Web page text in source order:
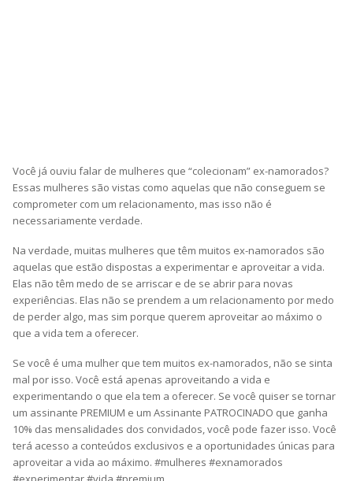
Você já ouviu falar de mulheres que “colecionam” ex-namorados?
Essas mulheres são vistas como aquelas que não conseguem se
comprometer com um relacionamento, mas isso não é
necessariamente verdade.
Na verdade, muitas mulheres que têm muitos ex-namorados são
aquelas que estão dispostas a experimentar e aproveitar a vida.
Elas não têm medo de se arriscar e de se abrir para novas
experiências. Elas não se prendem a um relacionamento por medo
de perder algo, mas sim porque querem aproveitar ao máximo o
que a vida tem a oferecer.
Se você é uma mulher que tem muitos ex-namorados, não se sinta
mal por isso. Você está apenas aproveitando a vida e
experimentando o que ela tem a oferecer. Se você quiser se tornar
um assinante PREMIUM e um Assinante PATROCINADO que ganha
10% das mensalidades dos convidados, você pode fazer isso. Você
terá acesso a conteúdos exclusivos e a oportunidades únicas para
aproveitar a vida ao máximo. #mulheres #exnamorados